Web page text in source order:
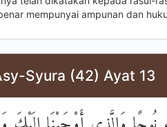
mempunyai ampunan dan
Syura (42) Ayat 13